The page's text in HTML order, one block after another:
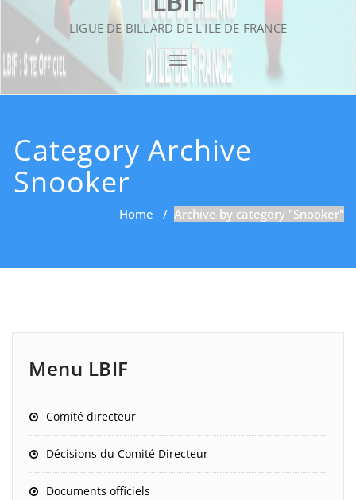
LIGUE DE BILLARD DE L'ILE DE FRANCE
TOGGLE NAVIGATION
Category Archive
Snooker
Home / Archive by category "Snooker"
Menu LBIF
Comité directeur
Décisions du Comité Directeur
Documents officiels